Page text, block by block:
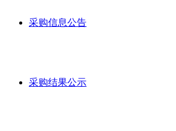
采购信息公告
采购结果公示